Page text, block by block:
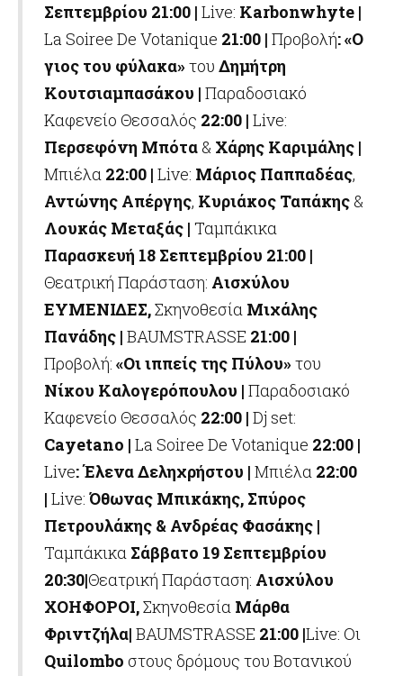
Σεπτεμβρίου 21:00 | Live: Karbonwhyte |
La Soiree De Votanique 21:00 | Προβολή: «Ο
γιος του φύλακα»του Δημήτρη
Κουτσιαμπασάκου | Παραδοσιακό
Καφενείο Θεσσαλός 22:00 | Live:
Περσεφόνη Μπότα & Χάρης Καριμάλης |
Μπιέλα 22:00 | Live: Μάριος Παππαδέας,
Αντώνης Απέργης, Κυριάκος Ταπάκης &
Λουκάς Μεταξάς | Ταμπάκικα
Παρασκευή 18 Σεπτεμβρίου 21:00 |
Θεατρική Παράσταση: Αισχύλου
ΕΥΜΕΝΙΔΕΣ,Σκηνοθεσία Μιχάλης
Πανάδης | BAUMSTRASSE 21:00 |
Προβολή: «Οι ιππείς της Πύλου»του
Νίκου Καλογερόπουλου | Παραδοσιακό
Καφενείο Θεσσαλός 22:00 | Dj set:
Cayetano | La Soiree De Votanique 22:00 |
Live: Έλενα Δεληχρήστου | Μπιέλα 22:00
| Live: Όθωνας Μπικάκης, Σπύρος
Πετρουλάκης & Ανδρέας Φασάκης |
Ταμπάκικα Σάββατο 19 Σεπτεμβρίου
20:30|Θεατρική Παράσταση: Αισχύλου
ΧΟΗΦΟΡΟΙ,Σκηνοθεσία Μάρθα
Φριντζήλα| BAUMSTRASSE 21:00 |Live: Οι
Quilombo στους δρόμους του Βοτανικού